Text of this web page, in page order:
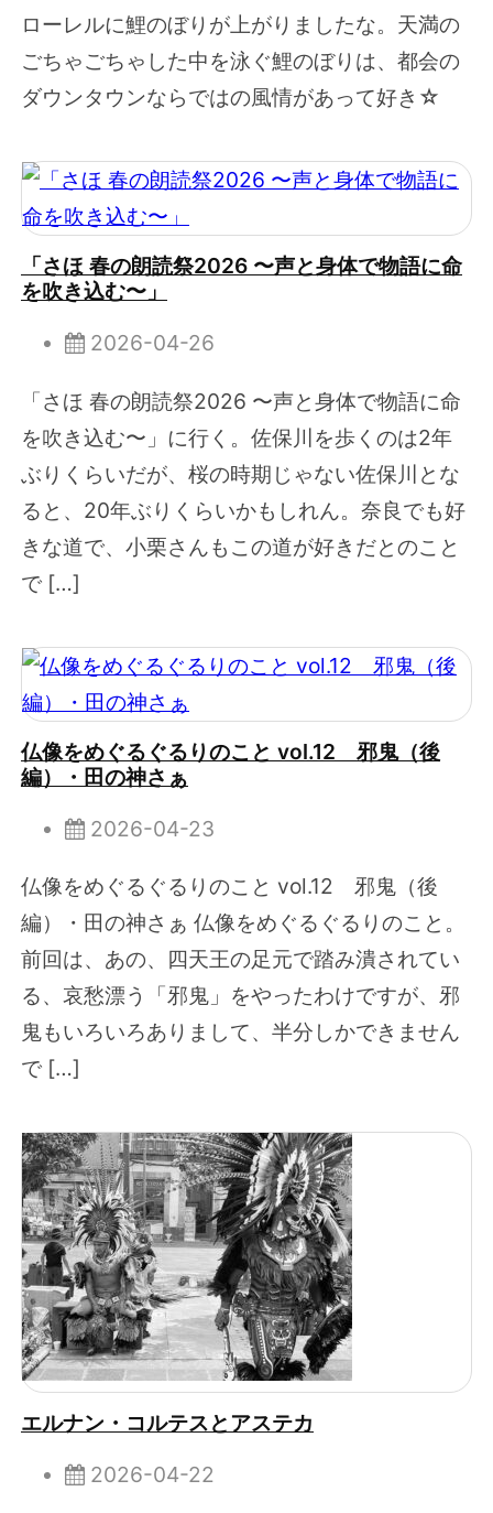
ローレルに鯉のぼりが上がりましたな。天満の
ごちゃごちゃした中を泳ぐ鯉のぼりは、都会の
ダウンタウンならではの風情があって好き☆
「さほ 春の朗読祭2026 〜声と身体で物語に命
を吹き込む〜」
2026-04-26
「さほ 春の朗読祭2026 〜声と身体で物語に命
を吹き込む〜」に行く。佐保川を歩くのは2年
ぶりくらいだが、桜の時期じゃない佐保川とな
ると、20年ぶりくらいかもしれん。奈良でも好
きな道で、小栗さんもこの道が好きだとのこと
で […]
仏像をめぐるぐるりのこと vol.12 邪鬼（後
編）・田の神さぁ
2026-04-23
仏像をめぐるぐるりのこと vol.12 邪鬼（後
編）・田の神さぁ 仏像をめぐるぐるりのこと。
前回は、あの、四天王の足元で踏み潰されてい
る、哀愁漂う「邪鬼」をやったわけですが、邪
鬼もいろいろありまして、半分しかできません
で […]
エルナン・コルテスとアステカ
2026-04-22